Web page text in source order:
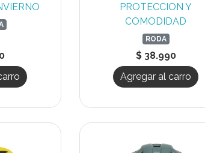
PROTECCION Y
COMODIDAD
RODA
$ 38.990
Agregar al carro